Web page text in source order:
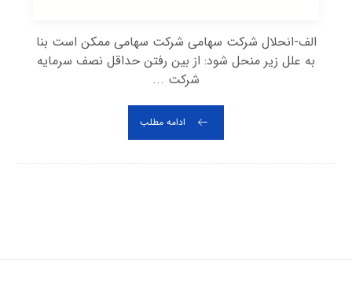
الف-انحلال شرکت سهامی شرکت سهامی ممکن است بنا
به علل زیر منحل شود: از بین رفتن حداقل نصف سرمایه
شرکت ...
ادامه مطلب